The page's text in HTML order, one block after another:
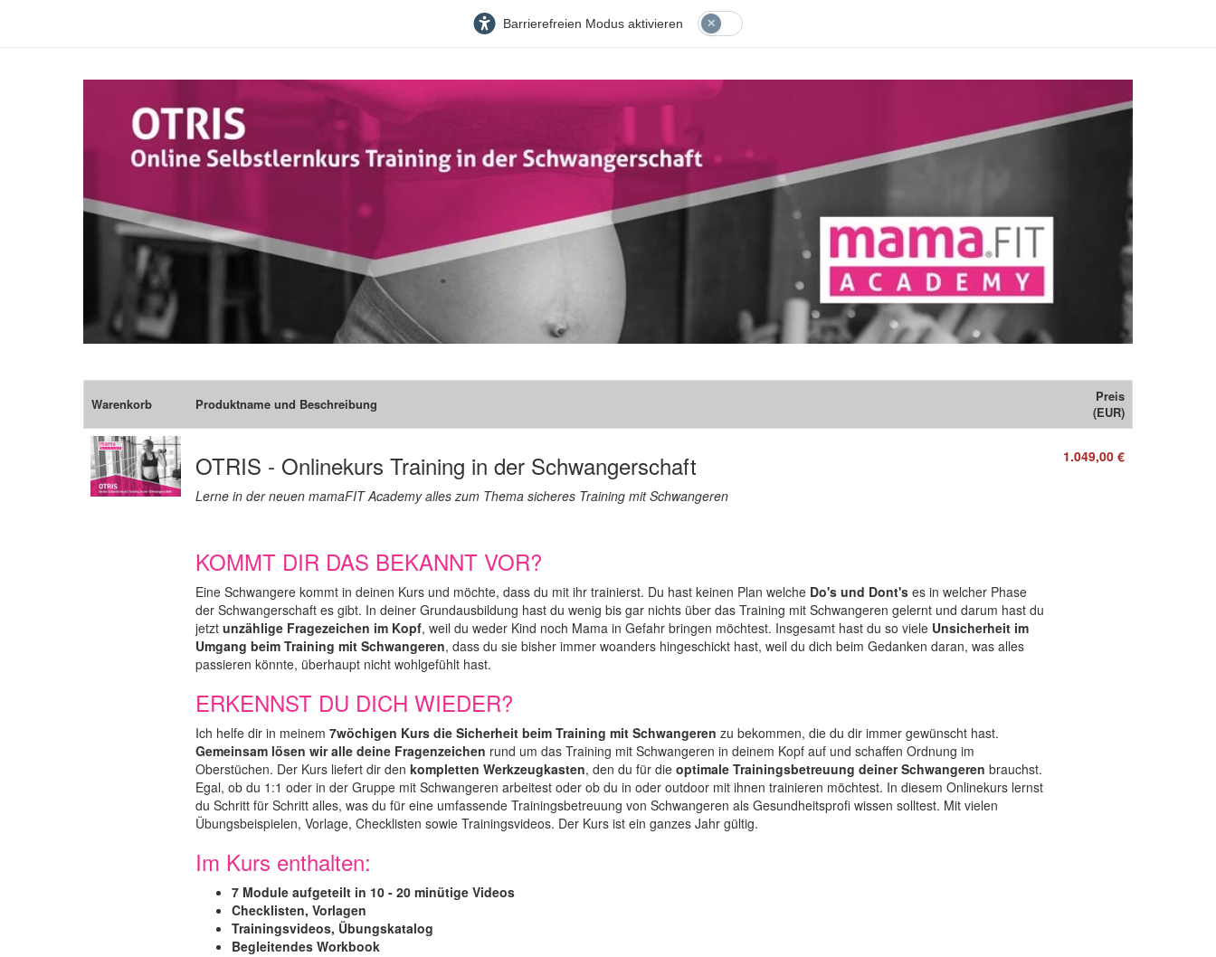
Barrierefreien Modus aktivieren
Warenkorb Produktname und Beschreibung
Preis
(EUR)
OTRIS - Onlinekurs Training in der Schwangerschaft
Lerne in der neuen mamaFIT Academy alles zum Thema sicheres Training mit Schwangeren
KOMMT DIR DAS BEKANNT VOR?
Eine Schwangere kommt in deinen Kurs und möchte, dass du mit ihr trainierst. Du hast keinen Plan welche Do's und Dont's es in welcher Phase
der Schwangerschaft es gibt. In deiner Grundausbildung hast du wenig bis gar nichts über das Training mit Schwangeren gelernt und darum hast du
jetzt unzählige Fragezeichen im Kopf, weil du weder Kind noch Mama in Gefahr bringen möchtest. Insgesamt hast du so viele Unsicherheit im
Umgang beim Training mit Schwangeren, dass du sie bisher immer woanders hingeschickt hast, weil du dich beim Gedanken daran, was alles
passieren könnte, überhaupt nicht wohlgefühlt hast.
ERKENNST DU DICH WIEDER?
Ich helfe dir in meinem 7wöchigen Kurs die Sicherheit beim Training mit Schwangeren zu bekommen, die du dir immer gewünscht hast.
Gemeinsam lösen wir alle deine Fragenzeichen rund um das Training mit Schwangeren in deinem Kopf auf und schaffen Ordnung im
Oberstüchen. Der Kurs liefert dir den kompletten Werkzeugkasten, den du für die optimale Trainingsbetreuung deiner Schwangeren brauchst.
Egal, ob du 1:1 oder in der Gruppe mit Schwangeren arbeitest oder ob du in oder outdoor mit ihnen trainieren möchtest. In diesem Onlinekurs lernst
du Schritt für Schritt alles, was du für eine umfassende Trainingsbetreuung von Schwangeren als Gesundheitsprofi wissen solltest. Mit vielen
Übungsbeispielen, Vorlage, Checklisten sowie Trainingsvideos. Der Kurs ist ein ganzes Jahr gültig.
Im Kurs enthalten:
7 Module aufgeteilt in 10 - 20 minütige Videos
Checklisten, Vorlagen
Trainingsvideos, Übungskatalog
Begleitendes Workbook
1.049,00 €